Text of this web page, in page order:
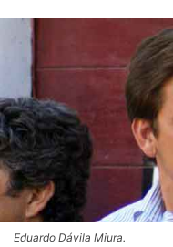
Eduardo Dávila Miura.